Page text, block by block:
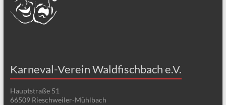
Karneval-Verein Waldfischbach e.V.
Hauptstraße 51
66509 Rieschweiler-Mühlbach